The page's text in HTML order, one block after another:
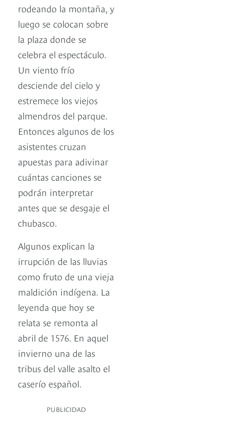
rodeando la montaña, y
luego se colocan sobre
la plaza donde se
celebra el espectáculo.
Un viento frío
desciende del cielo y
estremece los viejos
almendros del parque.
Entonces algunos de los
asistentes cruzan
apuestas para adivinar
cuántas canciones se
podrán interpretar
antes que se desgaje el
chubasco.
Algunos explican la
irrupción de las lluvias
como fruto de una vieja
maldición indígena. La
leyenda que hoy se
relata se remonta al
abril de 1576. En aquel
invierno una de las
tribus del valle asalto el
caserío español.
PUBLICIDAD